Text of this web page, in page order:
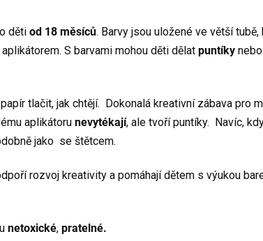
děti od 18 měsíců. Barvy jsou uložené ve větší tubě,
S barvami mohou děti dělat puntíky
tlačit, jak chtějí. Dokonalá kreativní zábava pro
aplikátoru nevytékají, ale tvoří puntíky. Navíc,
jako se štětcem.
rozvoj kreativity a pomáhají dětem s výukou
netoxické, pratelné.